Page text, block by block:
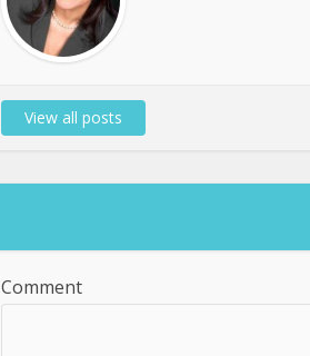
View all posts
Comment